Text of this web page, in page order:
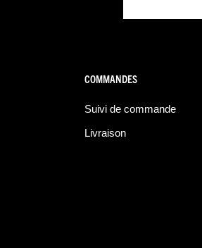
COMMANDES
Suivi de commande
Livraison